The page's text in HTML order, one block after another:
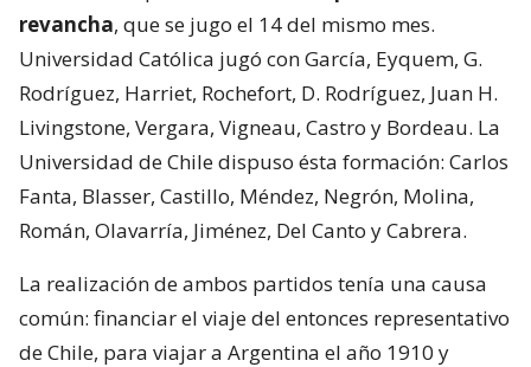
revancha, que se jugo el 14 del mismo mes.
Universidad Católica jugó con García, Eyquem, G.
Rodríguez, Harriet, Rochefort, D. Rodríguez, Juan H.
Livingstone, Vergara, Vigneau, Castro y Bordeau. La
Universidad de Chile dispuso ésta formación: Carlos
Fanta, Blasser, Castillo, Méndez, Negrón, Molina,
Román, Olavarría, Jiménez, Del Canto y Cabrera.
La realización de ambos partidos tenía una causa
común: financiar el viaje del entonces representativo
de Chile, para viajar a Argentina el año 1910 y